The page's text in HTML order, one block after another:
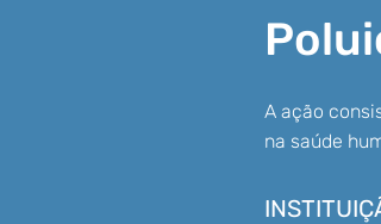
A ação
na saúde